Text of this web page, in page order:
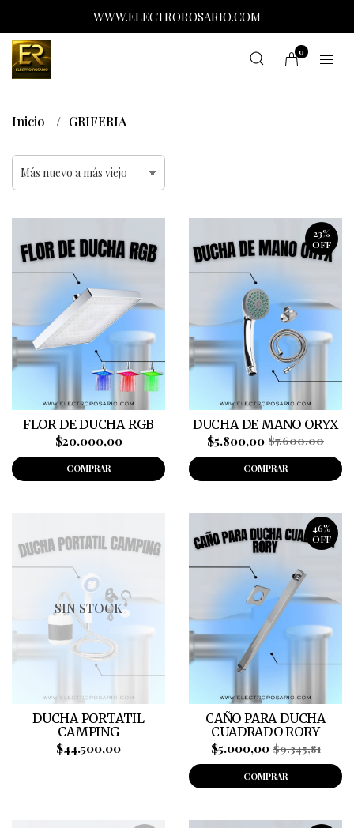
WWW.ELECTROROSARIO.COM
0
Inicio GRIFERIA
FLOR DE DUCHA RGB
$20.000,00
COMPRAR
23%
OFF
DUCHA DE MANO ORYX
$5.800,00 $7.600,00
COMPRAR
SIN STOCK
DUCHA PORTATIL
CAMPING
$44.500,00
46%
OFF
CAÑO PARA DUCHA
CUADRADO RORY
$5.000,00 $9.345,81
COMPRAR